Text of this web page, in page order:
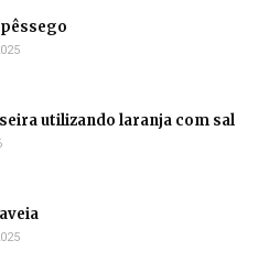
utilizando laranja com sal